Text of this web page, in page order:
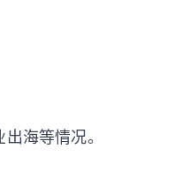
海等情况。